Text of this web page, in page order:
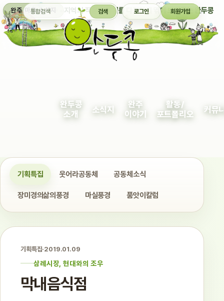
완주 마을 소식지 지역의 작은 이야기를 다정하게 엮어 보여주는 완두콩
통합검색 검색 로그인 회원가입
완두콩
소개
소식지
완주
이야기
활동/
포트폴리오
커뮤
기획특집 웃어라공동체 공동체소식
장미경의삶의풍경 마실풍경 품앗이칼럼
기획특집·2019.01.09
삼례시장, 현대와의 조우
막내음식점